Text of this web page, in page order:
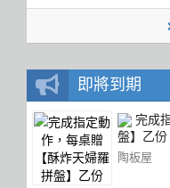
即將到期
完成
盤】乙份
陶板屋